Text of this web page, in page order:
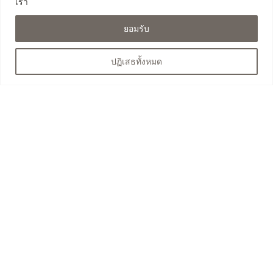
ปฏิเสธทั้งหมด
ยอมรับ
โกดังถนนเลียบวงแหวน คลองหลวง
ติดต่อสอบถาม